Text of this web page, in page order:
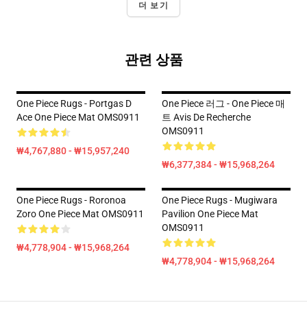
더 보기
관련 상품
One Piece Rugs - Portgas D
Ace One Piece Mat OMS0911
₩4,767,880 - ₩15,957,240
One Piece 러그 - One Piece 매
트 Avis De Recherche
OMS0911
₩6,377,384 - ₩15,968,264
One Piece Rugs - Roronoa
Zoro One Piece Mat OMS0911
₩4,778,904 - ₩15,968,264
One Piece Rugs - Mugiwara
Pavilion One Piece Mat
OMS0911
₩4,778,904 - ₩15,968,264